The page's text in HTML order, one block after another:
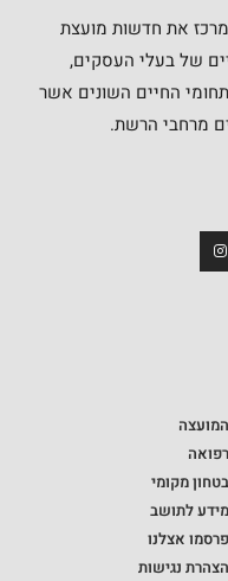
את חדשות מועצת
של בעלי העסקים,
החיים השונים אשר
מרחבי הרשת.
המועצה
רפואה
בטחון מקומי
מידע לתושב
פרסמו אצלנו
הצהרת נגישות